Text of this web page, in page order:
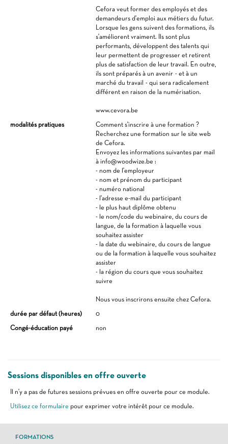
Cefora veut former des employés et des
demandeurs d'emploi aux métiers du futur.
Lorsque les gens suivent des formations, ils
s'améliorent vraiment. Ils sont plus
performants, développent des talents qui
leur permettent de progresser et retirent
plus de satisfaction de leur travail. En outre,
ils sont préparés à un avenir - et à un
marché du travail - qui sera radicalement
différent en raison de la numérisation.
www.cevora.be
modalités pratiques
Comment s'inscrire à une formation ?
Recherchez une formation sur le site web
de Cefora.
Envoyez les informations suivantes par mail
à info@woodwize.be :
- nom de l'employeur
- nom et prénom du participant
- numéro national
- l'adresse e-mail du participant
- le plus haut diplôme obtenu
- le nom/code du webinaire, du cours de
langue, de la formation à laquelle vous
souhaitez assister
- la date du webinaire, du cours de langue
ou de la formation à laquelle vous souhaitez
assister
- la région du cours que vous souhaitez
suivre
Nous vous inscrirons ensuite chez Cefora.
durée par défaut (heures)
0
Congé-éducation payé
non
Sessions disponibles en offre ouverte
Il n'y a pas de futures sessions prévues en offre ouverte pour ce module.
Utilisez ce formulaire pour exprimer votre intérêt pour ce module.
FORMATIONS